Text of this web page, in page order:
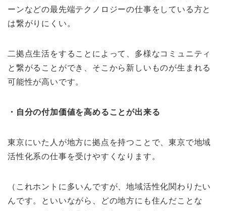
ーンなどの最先端テクノロジーの仕事をしている方と
は繋がりにくい。
二拠点生活をすることによって、多様なコミュニティ
と繋がることができ、そこから新しいものが生まれる
可能性が高いです。
・自分の付加価値を高めることが出来る
東京にいた人が地方に拠点を持つことで、東京で地域
活性化系の仕事を受けやすくなります。
（これホントに多いんですが、地域活性化関わりたい
んです。といいながら、どの地方にも住んだことな